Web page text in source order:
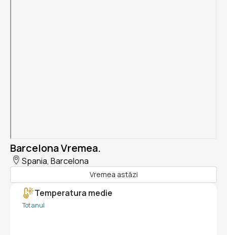
Barcelona Vremea.
Spania, Barcelona
Vremea astăzi
Temperatura medie
Tot anul